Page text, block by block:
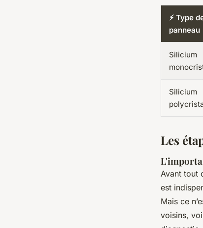
⚡ Type
panneau
Silicium
Silicium
Les
Avant tout
est
Mais ce
voisins,